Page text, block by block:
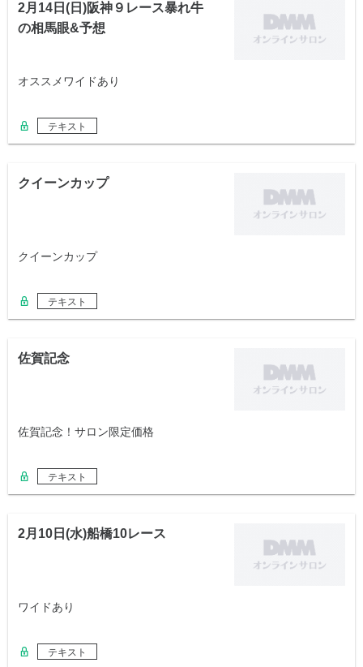
2月14日(日)阪神９レース暴れ牛
の相馬眼&予想
オススメワイドあり
テキスト
クイーンカップ
クイーンカップ
テキスト
佐賀記念
佐賀記念！サロン限定価格
テキスト
2月10日(水)船橋10レース
ワイドあり
テキスト